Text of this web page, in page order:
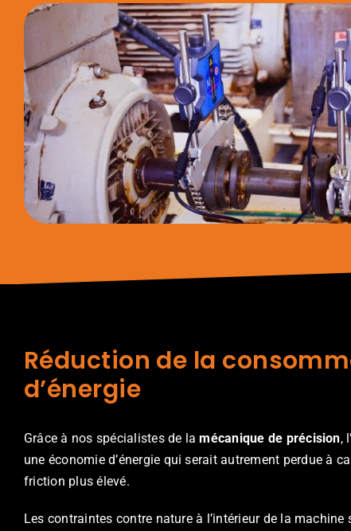
Réduction de la
d’énergie
Grâce à nos spécialistes de lamécanique de précision,
une économie d’énergie qui serait autrement perdue à
friction plus élevé.
Les contraintes contre nature à l’intérieur de la